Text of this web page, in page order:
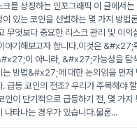
를 상징하는 인포그래픽 이 글에서는
있는 코인을 선별하는 몇 가지 방법
무엇보다 중요한 리스크 관리 및 이익
야기해보고자 합니다.이것은 &#x27;
이 아니라, &#x27;가능성을 탐
는 방법&#x27;에 대한 논의임을 먼저
. 급등 코인의 전조? 우리가 주목해야
인이 단기적으로 급등하기 전, 몇 가지
나타나는 경우가 있습니다.물론...